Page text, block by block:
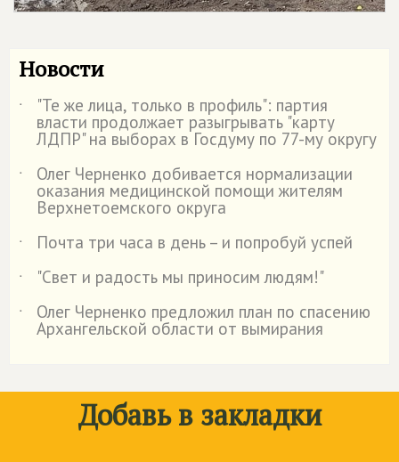
Новости
˙ "Те же лица, только в профиль": партия
власти продолжает разыгрывать "карту
ЛДПР" на выборах в Госдуму по 77-му округу
˙
Олег Черненко добивается нормализации
оказания медицинской помощи жителям
Верхнетоемского округа
˙
Почта три часа в день – и попробуй успей
˙
"Свет и радость мы приносим людям!"
˙
Олег Черненко предложил план по спасению
Архангельской области от вымирания
Добавь в закладки